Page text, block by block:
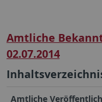
Amtliche
02.07.2014
Amtliche